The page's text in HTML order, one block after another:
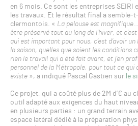
en 6 mois. Ce sont les entreprises SEIRI
les travaux. Et le résultat final a semble-
clermontois. « La pelouse est
être préservé tout au long de l’hiver, et
qui est important pour nous, c’est d’avoir
la saison, quelles que soient les conditions
rien le travail qui a été fait avant, et j’en
personnel de la Métropole, pour tout ce qui
existe», a indiqué Pascal Gastien sur le
Ce projet, qui a coûté plus de 2M d’€ au
outil adapté aux exigences du haut
en plusieurs parties : un grand terrain
espace latéral dédié à la préparation